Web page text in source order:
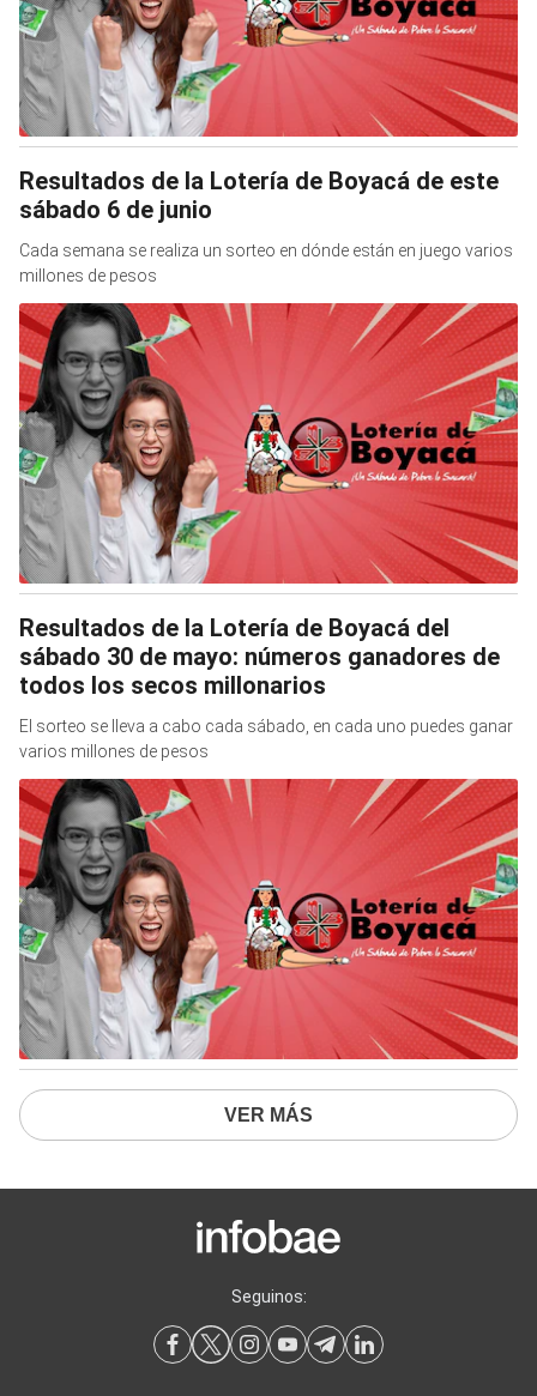
Resultados de la Lotería de Boyacá de este
sábado 6 de junio
Cada semana se realiza un sorteo en dónde están en juego varios
millones de pesos
Resultados de la Lotería de Boyacá del
sábado 30 de mayo: números ganadores de
todos los secos millonarios
El sorteo se lleva a cabo cada sábado, en cada uno puedes ganar
varios millones de pesos
VER MÁS
Seguinos: